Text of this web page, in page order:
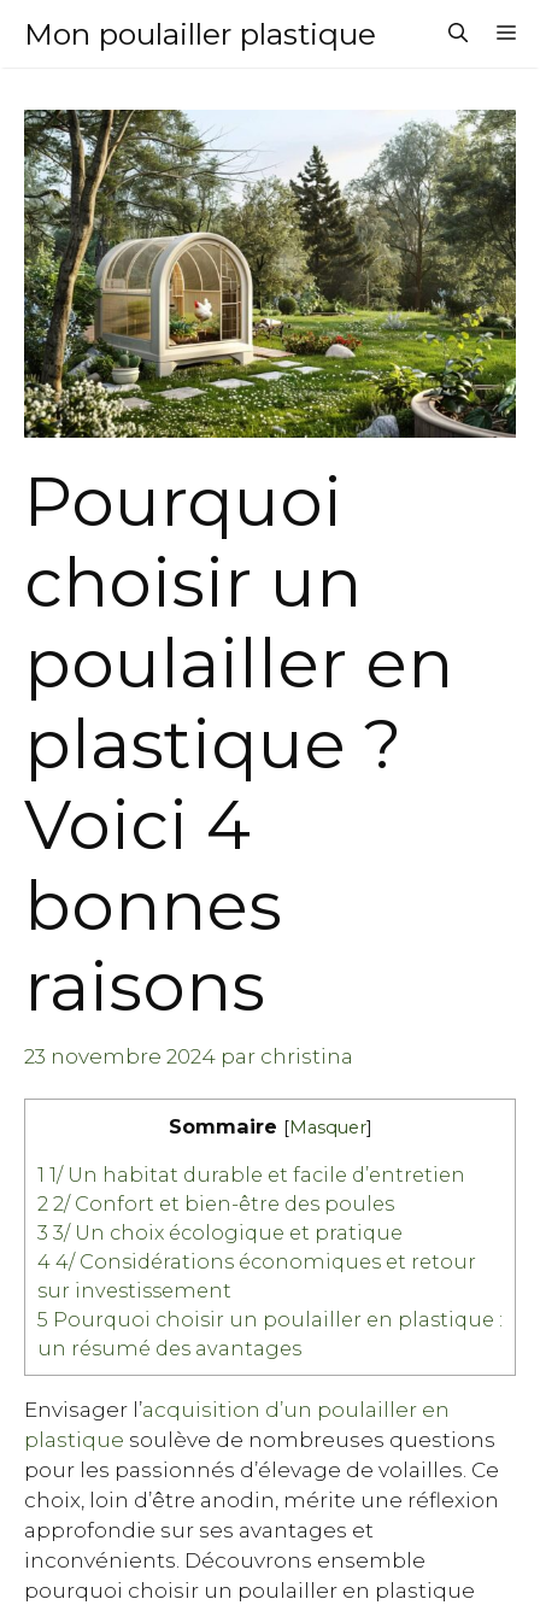
Mon poulailler plastique
Pourquoi
choisir un
poulailler en
plastique ?
Voici 4
bonnes
raisons
23 novembre 2024 par christina
Sommaire [Masquer]
1 1/ Un habitat durable et facile d’entretien
2 2/ Confort et bien-être des poules
3 3/ Un choix écologique et pratique
4 4/ Considérations économiques et retour
sur investissement
5 Pourquoi choisir un poulailler en plastique :
un résumé des avantages
Envisager l’acquisition d’un poulailler en
plastique soulève de nombreuses questions
pour les passionnés d’élevage de volailles. Ce
choix, loin d’être anodin, mérite une réflexion
approfondie sur ses avantages et
inconvénients. Découvrons ensemble
pourquoi choisir un poulailler en plastique